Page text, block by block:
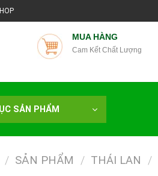
MUA HÀNG
Cam Kết Chất Lượng
SẢN PHẨM
/ SẢN PHẨM / THÁI LAN /